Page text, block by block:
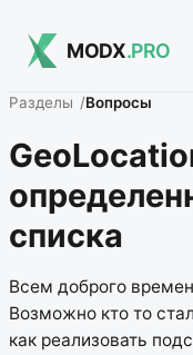
MODX.PRO
Разделы Вопросы
списка
Всем доброго
Возможно кто то
как реализовать